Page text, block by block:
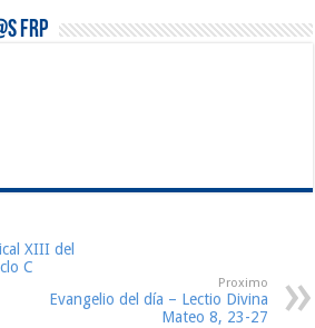
FRP
XIII del
C
Proximo
Evangelio del día – Lectio Divina
Mateo 8, 23-27